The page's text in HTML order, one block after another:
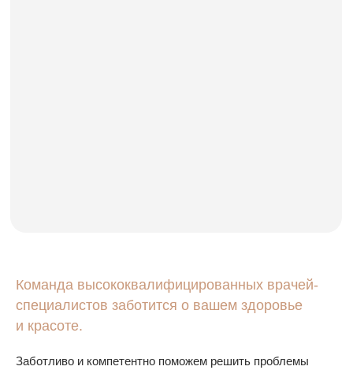
Команда высококвалифицированных врачей-
специалистов заботится о вашем здоровье
и красоте.
Заботливо и компетентно поможем решить проблемы